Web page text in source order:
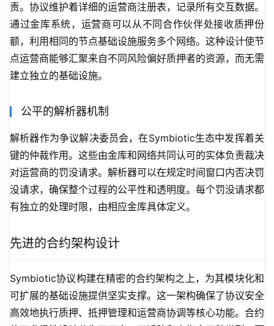
责。协议维护着详细的运营商注册表，记录所有交互数据。
通过金库系统，运营商可以从不同合作伙伴处接收质押份
额，利用相同的节点基础设施服务多个网络。这种设计使节
点运营商能够汇聚来自不同风险偏好质押者的资源，而无需
建立独立的基础设施。
公平的解析器机制
解析器作为争议解决委员会，在Symbiotic生态中发挥着关
键的仲裁作用。这些由金库和网络共同认可的实体负责裁决
对运营商的罚没请求。解析器可以在规定时间窗口内否决罚
没请求，确保整个过程的公平性和透明度。每个罚没请求都
有独立的处理时限，由相应金库具体定义。
先进的合约架构设计
Symbiotic协议构建在精密的合约架构之上，为其模块化和
可扩展的基础设施提供坚实支撑。这一架构确保了协议安全
高效地执行质押、抵押管理和运营商协调等核心功能。合约